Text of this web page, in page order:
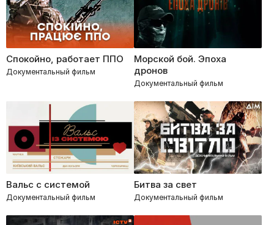
Спокойно, работает ППО
Документальный фильм
Морской бой. Эпоха
дронов
Документальный фильм
Вальс с системой
Документальный фильм
Битва за свет
Документальный фильм